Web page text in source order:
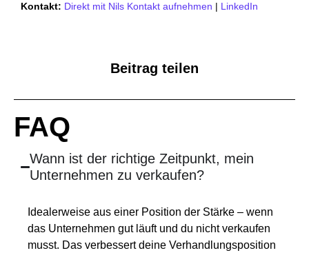
Kontakt: Direkt mit Nils Kontakt aufnehmen | LinkedIn
Beitrag teilen
FAQ
Wann ist der richtige Zeitpunkt, mein
Unternehmen zu verkaufen?
Idealerweise aus einer Position der Stärke – wenn
das Unternehmen gut läuft und du nicht verkaufen
musst. Das verbessert deine Verhandlungsposition